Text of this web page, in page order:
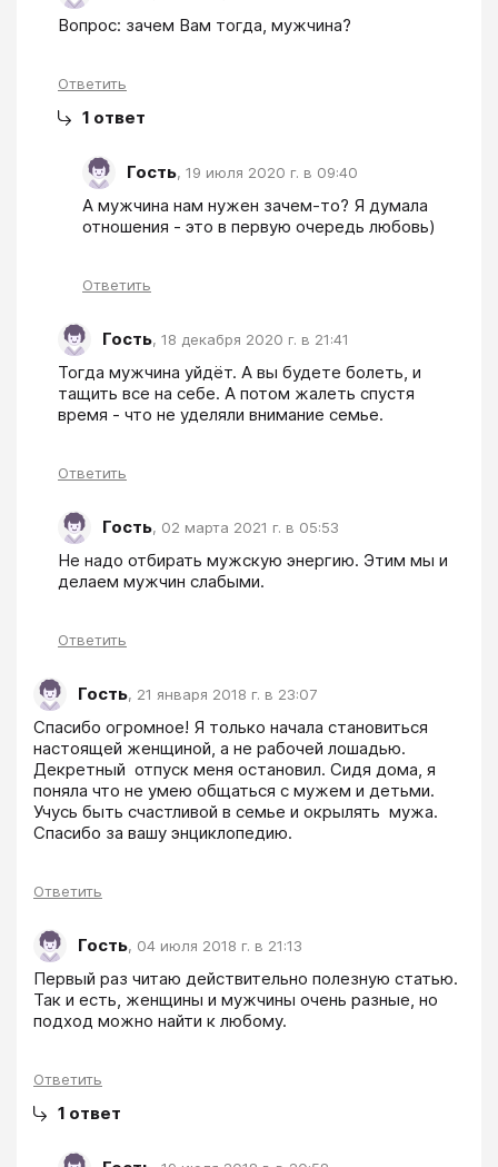
Вопрос: зачем Вам тогда, мужчина?
Ответить
1 ответ
Гость, 19 июля 2020 г. в 09:40
А мужчина нам нужен зачем-то? Я думала
отношения - это в первую очередь любовь)
Ответить
Гость, 18 декабря 2020 г. в 21:41
Тогда мужчина уйдёт. А вы будете болеть, и
тащить все на себе. А потом жалеть спустя
время - что не уделяли внимание семье.
Ответить
Гость, 02 марта 2021 г. в 05:53
Не надо отбирать мужскую энергию. Этим мы и
делаем мужчин слабыми.
Ответить
Гость, 21 января 2018 г. в 23:07
Спасибо огромное! Я только начала становиться
настоящей женщиной, а не рабочей лошадью.
Декретный  отпуск меня остановил. Сидя дома, я
поняла что не умею общаться с мужем и детьми.
Учусь быть счастливой в семье и окрылять  мужа.
Спасибо за вашу энциклопедию.
Ответить
Гость, 04 июля 2018 г. в 21:13
Первый раз читаю действительно полезную статью.
Так и есть, женщины и мужчины очень разные, но
подход можно найти к любому.
Ответить
1 ответ